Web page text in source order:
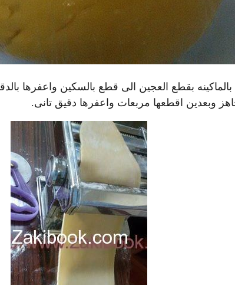
بالماكينه بقطع العجين الى قطع بالسكين واعفرها
وبعدين اقطعها مربعات واعفرها دقيق تانى.